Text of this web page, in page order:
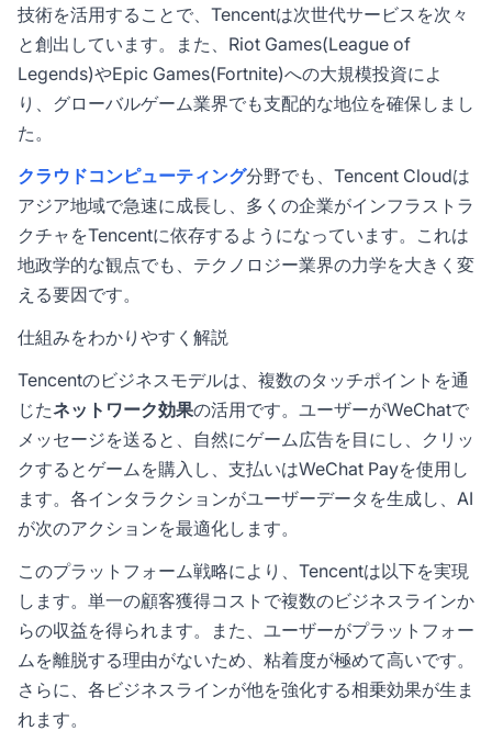
技術を活用することで、Tencentは次世代サービスを次々
と創出しています。また、Riot Games(League of
Legends)やEpic Games(Fortnite)への大規模投資によ
り、グローバルゲーム業界でも支配的な地位を確保しまし
た。
クラウドコンピューティング分野でも、Tencent Cloudは
アジア地域で急速に成長し、多くの企業がインフラストラ
クチャをTencentに依存するようになっています。これは
地政学的な観点でも、テクノロジー業界の力学を大きく変
える要因です。
仕組みをわかりやすく解説
Tencentのビジネスモデルは、複数のタッチポイントを通
じたネットワーク効果の活用です。ユーザーがWeChatで
メッセージを送ると、自然にゲーム広告を目にし、クリッ
クするとゲームを購入し、支払いはWeChat Payを使用し
ます。各インタラクションがユーザーデータを生成し、AI
が次のアクションを最適化します。
このプラットフォーム戦略により、Tencentは以下を実現
します。単一の顧客獲得コストで複数のビジネスラインか
らの収益を得られます。また、ユーザーがプラットフォー
ムを離脱する理由がないため、粘着度が極めて高いです。
さらに、各ビジネスラインが他を強化する相乗効果が生ま
れます。